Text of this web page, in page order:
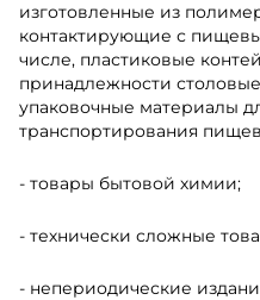
изготовленные из
контактирующие с
числе, пластиковые
принадлежности
упаковочные материалы
транспортирования
- товары бытовой химии;
- технически сложные
- непериодические